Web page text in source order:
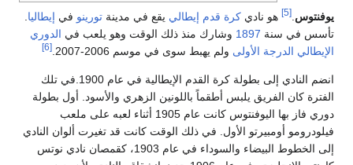
.
[5] هو نادي كرة قدم إيطالييقع في مدينة تورينو فيإيطاليا .
في سنة1897 وشارك منذ ذلك الوقت وهو يلعب فيالدوري
الدرجة الأولى ولم يهبط سوى في موسم 2006-2007. [6]
انضم النادي إلى بطولة كرة القدم الإيطالية في عام 1900.في تلك
كان الفريق يلبس أطقماً باللونين الزهري والأسود. أول بطولة
دوري فاز بها اليوفنتوس كانت عام 1905 أثناء لعبه على ملعب
أومبيرتو الأول. في ذلك الوقت كانت قد تغيرت ألوان النادي
إلى الخطوط البيضاء والسوداء في عام 1903، كقمصان نادي نوتس